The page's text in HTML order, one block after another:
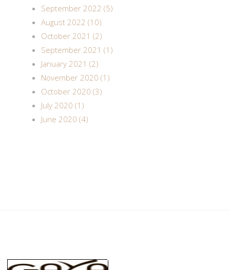
September 2022 (5)
August 2022 (10)
October 2021 (2)
September 2021 (1)
January 2021 (2)
November 2020 (1)
October 2020 (3)
July 2020 (1)
June 2020 (4)